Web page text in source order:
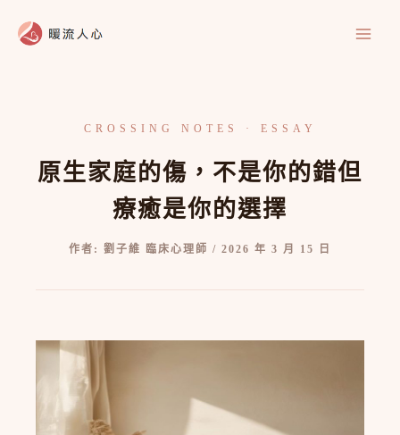
原生家庭的傷，不是你的錯但
療癒是你的選擇
作者: 劉子維 臨床心理師 / 2026 年 3 月 15 日